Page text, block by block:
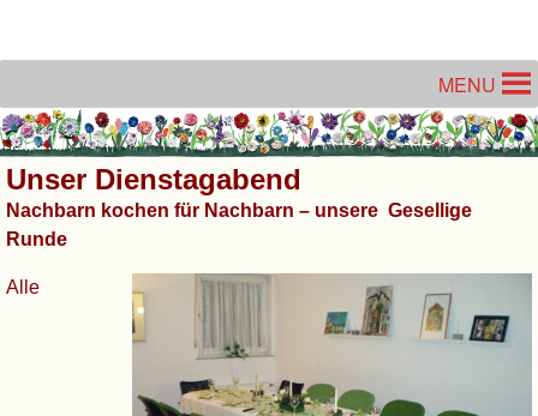
MENU
Unser Dienstagabend
Nachbarn kochen für Nachbarn – unsere Gesellige
Runde
Alle